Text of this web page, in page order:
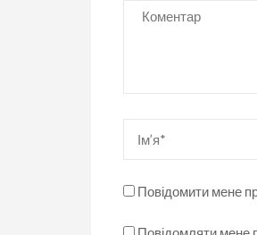
Коментар
Повідомити мене